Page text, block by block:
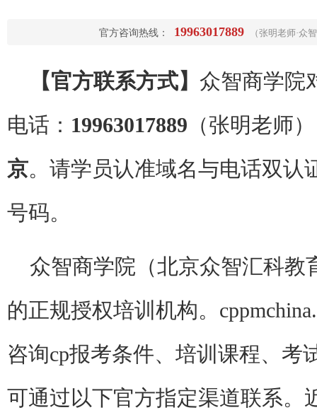
官方咨询热线： 19963017889 （张明老师·众
【官方联系方式】 众智商学院
电话： 19963017889 （张明老师
京。请学员认准域名与电话双认
号码。
众智商学院（北京众智汇科教
的正规授权培训机构。
咨询cp报考条件、培训课程、考
可通过以下官方指定渠道联系。